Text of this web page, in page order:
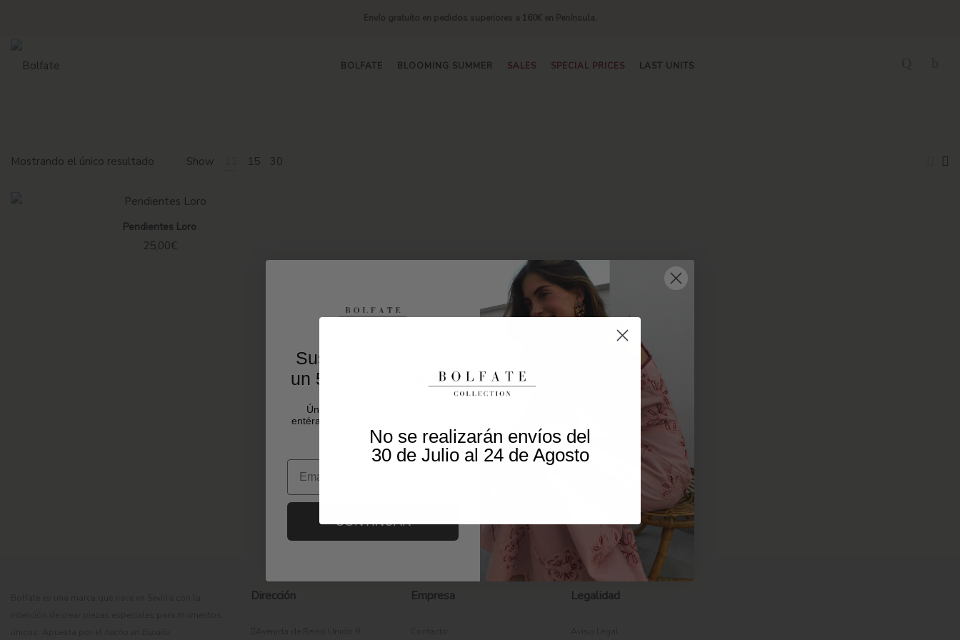
Envío gratuito en pedidos superiores a 160€ en Península.
BOLFATE BLOOMING SUMMER SALES SPECIAL PRICES LAST UNITS
Mostrando el único resultado Show 15 30
Pendientes Loro
25,00€
Dirección Empresa Legalidad
Suscríbete y recibe
un 5% de descuento
Únete a la familia BOLFATE y
entérate de las novedades y ofertas
antes que nadie.
Email
CONTINUAR
No se realizarán envíos del
30 de Julio al 24 de Agosto